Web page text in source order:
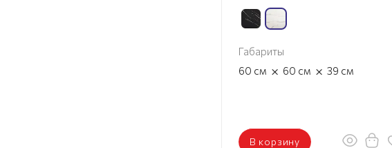
Габариты
60 см × 60 см × 39 см
В корзину